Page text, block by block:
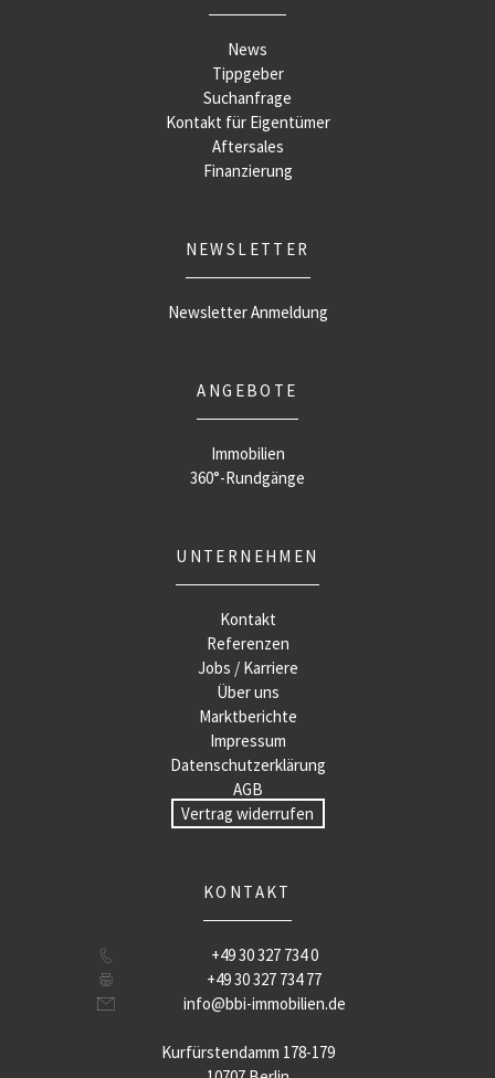
News
Tippgeber
Suchanfrage
Kontakt für Eigentümer
Aftersales
Finanzierung
NEWSLETTER
Newsletter Anmeldung
ANGEBOTE
Immobilien
360°-Rundgänge
UNTERNEHMEN
Kontakt
Referenzen
Jobs / Karriere
Über uns
Marktberichte
Impressum
Datenschutzerklärung
AGB
Vertrag widerrufen
KONTAKT
+49 30 327 734 0
+49 30 327 734 77
info@bbi-immobilien.de
Kurfürstendamm 178-179